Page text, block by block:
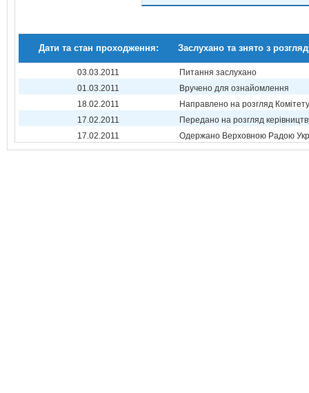
Дати та стан проходження: Заслухано та знято з
03.03.2011
Питання заслухано
01.03.2011
Вручено для ознайомлення
18.02.2011
Направлено на розгляд Комітету
17.02.2011
Передано на розгляд
17.02.2011
Одержано Верховною Радою